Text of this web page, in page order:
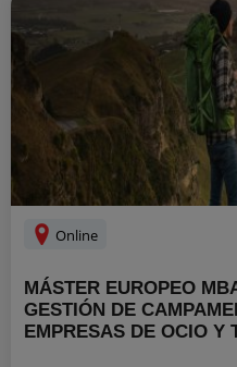
Online
MÁSTER EUROPEO
GESTIÓN DE
EMPRESAS DE OCIO Y